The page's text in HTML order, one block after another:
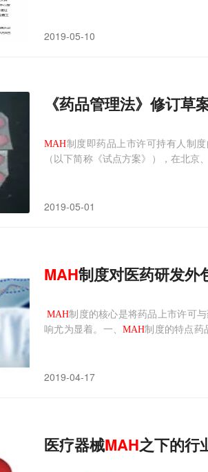
2019-05-10
《药品管理法》修订草
MAH制度即药品上市许可持有人制
（以下简称《试点方案》），在北京
2019-05-01
MAH制度对医药研发外
MAH制度的核心是将药品上市许可
响尤为显着。一、 MAH制度的特点药
2019-04-17
医疗器械MAH之下的行